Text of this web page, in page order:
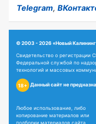
Telegram,
© 2003 - 2026 «Новый
Свидетельство о
Федеральной службой по
технологий и массовых
18+ Данный сайт не
Любое использование, либо
копирование материалов или
подборки материалов сайта,